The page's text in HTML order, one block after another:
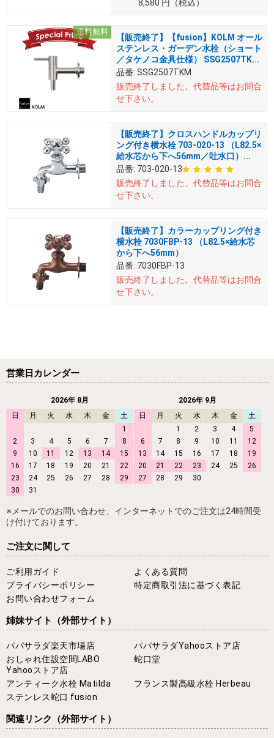
8,580 円 （税込）
送料無料
【販売終了】【fusion】KOLM オール
ステンレス・ガーデン水栓（ショート
／タケノコ金具仕様） SSG2507TK...
品番: SSG2507TKM
販売終了しました。 代替品等はお問合
せ下さい。
【販売終了】クロスハンドルカップリ
ング付き横水栓 703-020-13 （L82.5×
給水芯から下へ56mm／吐水口）...
品番: 703-020-13
販売終了しました。 代替品等はお問合
せ下さい。
【販売終了】カラーカップリング付き
横水栓 7030FBP-13 （L82.5×給水芯
から下へ56mm）
品番: 7030FBP-13
販売終了しました。 代替品等はお問合
せ下さい。
営業日カレンダー
2026年 8月
日
月 火 水 木 金
土
1
2
3 4 5 6 7
8
9
10 11 12 13 14
15
16
17 18 19 20 21
22
23
24 25 26 27 28
29
30
31
2026年 9月
日
月 火 水 木 金
土
1
2 3 4
5
6
7 8 9 10 11
12
13
14 15 16 17 18
19
20
21 22 23 24 25
26
27
28 29 30
※メールでのお問い合わせ、インターネットでのご注文は24時間受
け付けております。
ご注文に関して
ご利用ガイド
よくある質問
プライバシーポリシー
特定商取引法に基づく表記
お問い合わせフォーム
姉妹サイト （外部サイト）
パパサラダ楽天市場店
パパサラダYahooストア店
おしゃれ住設空間LABO
Yahooストア店
蛇口堂
アンティーク水栓 Matilda
フランス製高級水栓 Herbeau
ステンレス蛇口 fusion
関連リンク （外部サイト）